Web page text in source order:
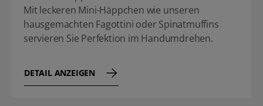
Mit leckeren Mini-Häppchen wie unseren
hausgemachten Fagottini oder Spinatmuffins
servieren Sie Perfektion im Handumdrehen.
DETAIL ANZEIGEN